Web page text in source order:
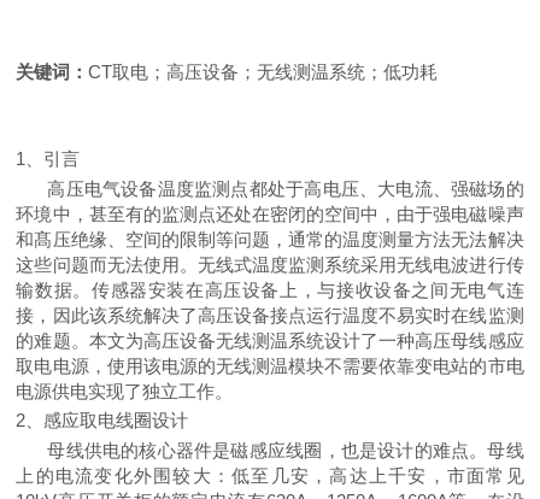
关键词：CT取电；高压设备；无线测温系统 ；低功耗
1、引言
高压电气设备温度监测点都处于高电压、大电流、强磁场的
环境中，甚至有的监测点还处在密闭的空间中，由于强电磁噪声
和髙压绝缘、空间的限制等问题，通常的温度测量方法无法解决
这些问题而无法使用。无线式温度监测系统采用无线电波进行传
输数据。传感器安装在高压设备上，与接收设备之间无电气连
接，因此该系统解决了高压设备接点运行温度不易实时在线监测
的难题。本文为高压设备无线测温系统设计了一种高压母线感应
取电电源，使用该电源的无线测温模块不需要依靠变电站的市电
电源供电实现了独立工作。
2、感应取电线圈设计
母线供电的核心器件是磁感应线圈，也是设计的难点。母线
上的电流变化外围较大 ：低至几安，高达上千安，市面常见